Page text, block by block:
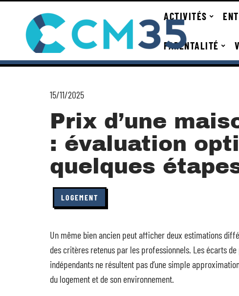
ACTIVITÉS
PARENTALITÉ
15/11/2025
Prix d’une
: évaluation
quelques
LOGEMENT
Un même bien ancien peut afficher deux estimations
des critères retenus par les professionnels. Les écarts
indépendants ne résultent pas d’une simple
du logement et de son environnement.